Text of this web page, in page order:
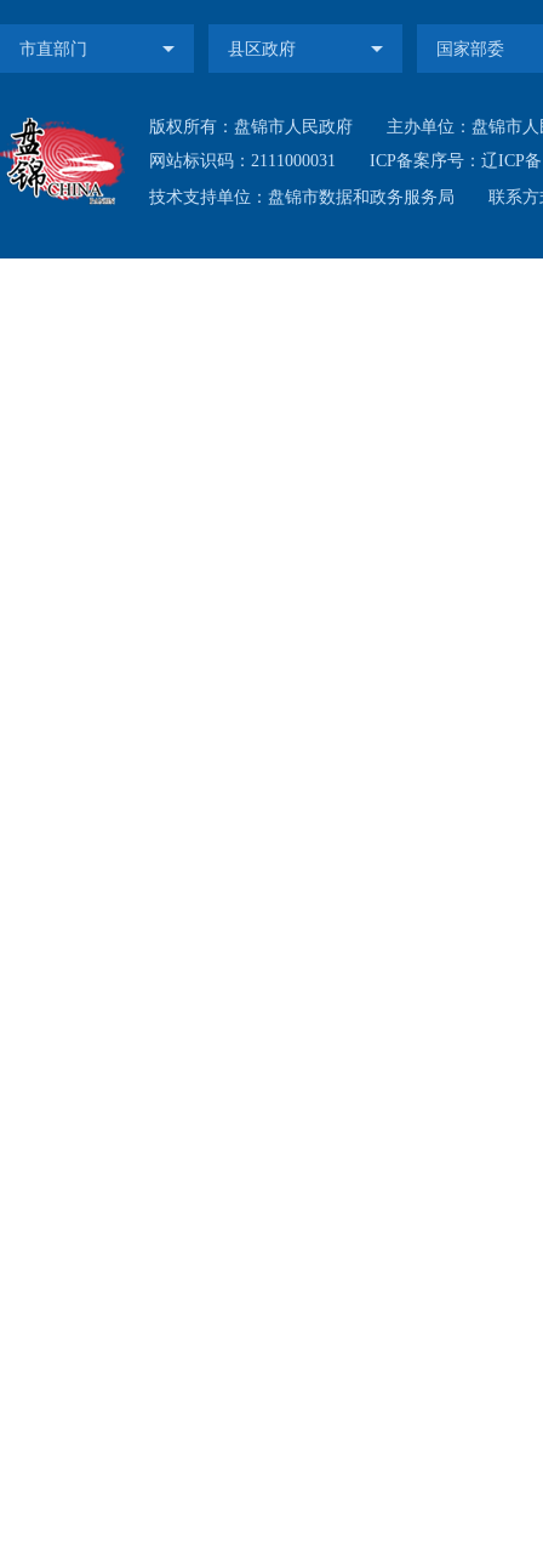
版权所有：盘锦市人民政府
主办单位：盘锦市
网站标识码：2111000031
ICP备案序号： 辽ICP
技术支持单位：盘锦市数据和政务服务局
联系方